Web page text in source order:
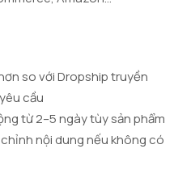
so với Dropship truyền
cầu
từ 2–5 ngày tùy sản phẩm
nội dung nếu không có